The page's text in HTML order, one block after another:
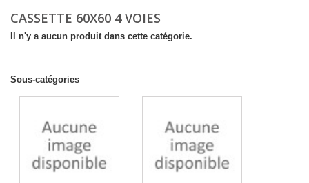
CASSETTE 60X60 4 VOIES
Il n'y a aucun produit dans cette catégorie.
Sous-catégories